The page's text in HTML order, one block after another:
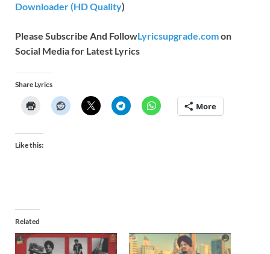
Downloader (HD Quality)
Please Subscribe And FollowLyricsupgrade.comon
Social Media for Latest Lyrics
Share Lyrics
More
Like this:
Related